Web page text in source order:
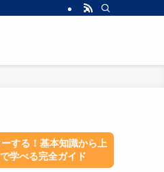
する！基本知識から上
学べる完全ガイド